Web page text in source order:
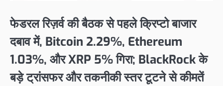
फेडरल रिज़र्व की बैठक से पहले क्रिप्टो बाजार
दबाव में, Bitcoin 2.29%, Ethereum
1.03%, और XRP 5% गिरा; BlackRock के
बड़े ट्रांसफर और तकनीकी स्तर टूटने से कीमतें